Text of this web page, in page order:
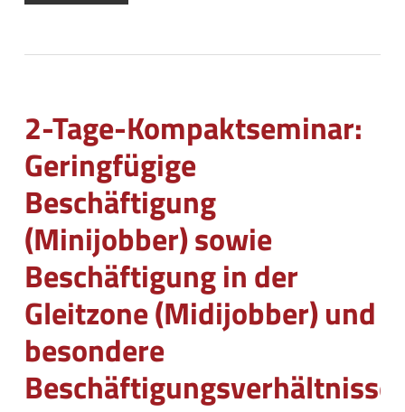
2-Tage-Kompaktseminar:
Geringfügige
Beschäftigung
(Minijobber) sowie
Beschäftigung in der
Gleitzone (Midijobber) und
besondere
Beschäftigungsverhältnisse